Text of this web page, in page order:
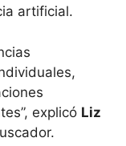
artificial.
explicó Liz